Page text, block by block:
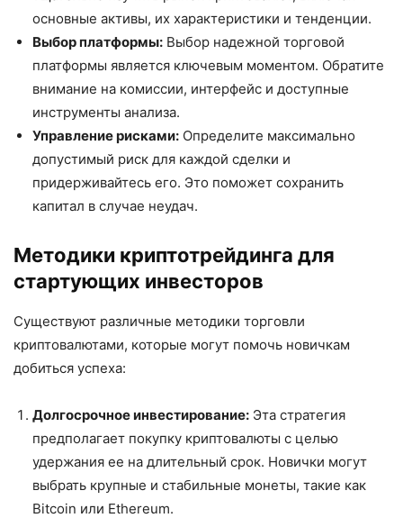
основные активы, их характеристики и тенденции.
Выбор платформы: Выбор надежной торговой
платформы является ключевым моментом. Обратите
внимание на комиссии, интерфейс и доступные
инструменты анализа.
Управление рисками: Определите максимально
допустимый риск для каждой сделки и
придерживайтесь его. Это поможет сохранить
капитал в случае неудач.
Методики криптотрейдинга для
стартующих инвесторов
Существуют различные методики торговли
криптовалютами, которые могут помочь новичкам
добиться успеха:
Долгосрочное инвестирование: Эта стратегия
предполагает покупку криптовалюты с целью
удержания ее на длительный срок. Новички могут
выбрать крупные и стабильные монеты, такие как
Bitcoin или Ethereum.